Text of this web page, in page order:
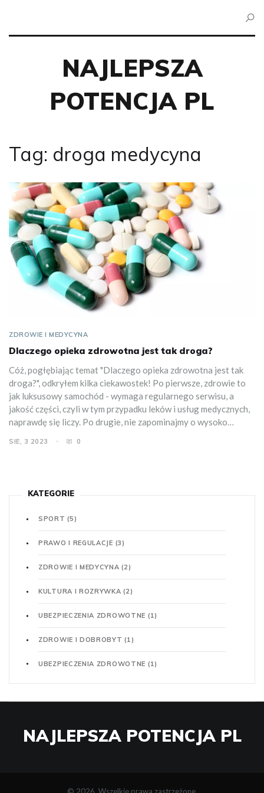
NAJLEPSZA
POTENCJA PL
Tag: droga medycyna
ZDROWIE I MEDYCYNA
Dlaczego opieka zdrowotna jest tak droga?
Cóż, pogłębiając temat "Dlaczego opieka zdrowotna jest tak
droga?", odkryłem kilka ciekawostek! Po pierwsze, zdrowie to
jak luksusowy samochód - wymaga regularnego serwisu, a
jakość części, czyli w tym przypadku leków i usług medycznych,
naprawdę się liczy. Po drugie, nie zapominajmy o wysoko
wiedza i umiejętności kosztują. Na koniec, pamiętajmy, że
kolejny iPhone?
SIE, 3 2023 0
KATEGORIE
SPORT(5)
PRAWO I REGULACJE (3)
ZDROWIE I MEDYCYNA(2)
KULTURA I ROZRYWKA(2)
UBEZPIECZENIA ZDROWOTNE (1)
ZDROWIE I DOBROBYT(1)
UBEZPIECZENIA ZDROWOTNE (1)
NAJLEPSZA POTENCJA PL